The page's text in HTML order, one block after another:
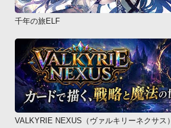
千年の旅ELF
VALKYRIE NEXUS（ヴァルキリーネクサス）